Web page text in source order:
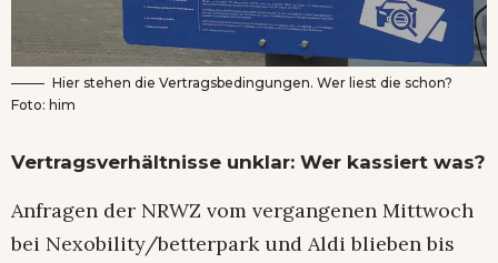
Hier stehen die Vertragsbedingungen. Wer liest die schon?
Foto: him
Vertragsverhältnisse unklar: Wer kassiert was?
Anfragen der NRWZ vom vergangenen Mittwoch
bei Nexobility/betterpark und Aldi blieben bis